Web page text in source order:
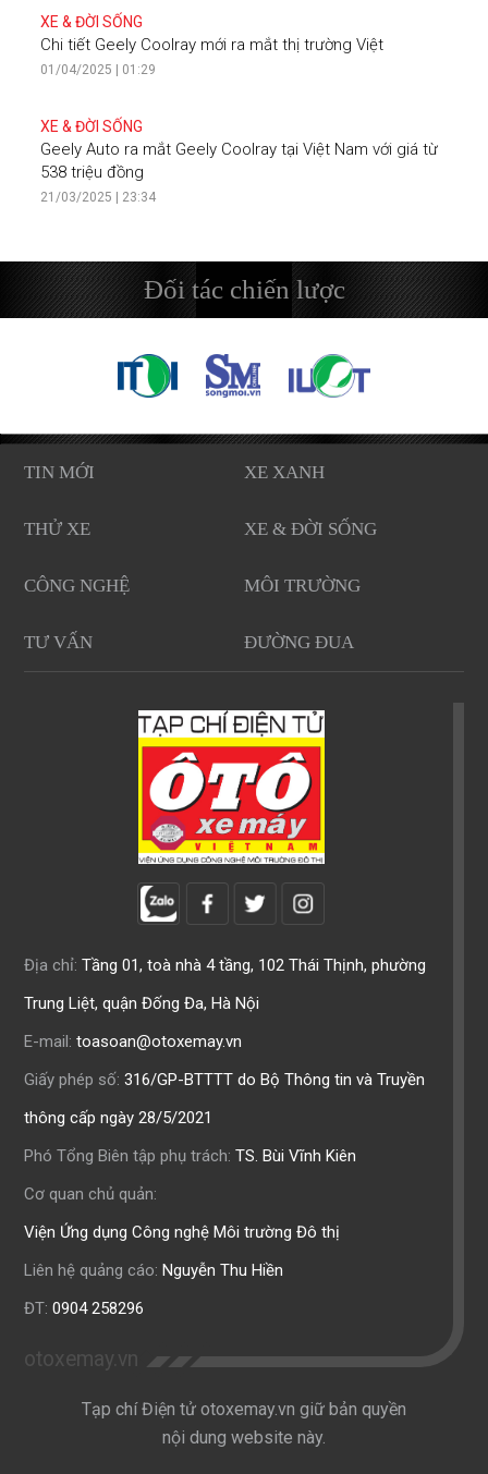
XE & ĐỜI SỐNG
Chi tiết Geely Coolray mới ra mắt thị trường Việt
01/04/2025 | 01:29
XE & ĐỜI SỐNG
Geely Auto ra mắt Geely Coolray tại Việt Nam với giá từ
538 triệu đồng
21/03/2025 | 23:34
Đối tác chiến lược
TIN MỚI XE XANH
THỬ XE XE & ĐỜI SỐNG
CÔNG NGHỆ MÔI TRƯỜNG
TƯ VẤN ĐƯỜNG ĐUA
Địa chỉ: Tầng 01, toà nhà 4 tầng, 102 Thái Thịnh, phường
Trung Liệt, quận Đống Đa, Hà Nội
E-mail: toasoan@otoxemay.vn
Giấy phép số: 316/GP-BTTTT do Bộ Thông tin và Truyền
thông cấp ngày 28/5/2021
Phó Tổng Biên tập phụ trách: TS. Bùi Vĩnh Kiên
Cơ quan chủ quản:
Viện Ứng dụng Công nghệ Môi trường Đô thị
Liên hệ quảng cáo: Nguyễn Thu Hiền
ĐT: 0904 258296
otoxemay.vn
Tạp chí Điện tử otoxemay.vn giữ bản quyền
nội dung website này.